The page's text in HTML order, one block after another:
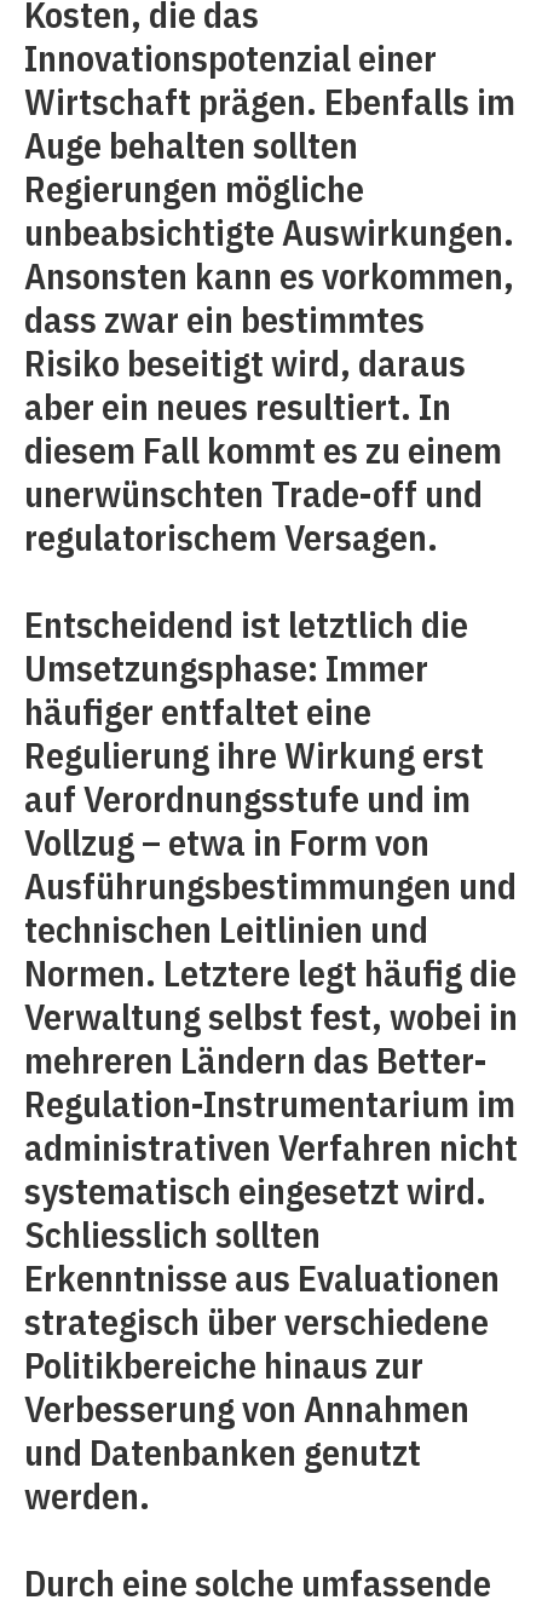
Kosten, die das
Innovationspotenzial einer
Wirtschaft prägen. Ebenfalls im
Auge behalten sollten
Regierungen mögliche
unbeabsichtigte Auswirkungen.
Ansonsten kann es vorkommen,
dass zwar ein bestimmtes
Risiko beseitigt wird, daraus
aber ein neues resultiert. In
diesem Fall kommt es zu einem
unerwünschten Trade-off und
regulatorischem Versagen.
Entscheidend ist letztlich die
Umsetzungsphase: Immer
häufiger entfaltet eine
Regulierung ihre Wirkung erst
auf Verordnungsstufe und im
Vollzug – etwa in Form von
Ausführungsbestimmungen und
technischen Leitlinien und
Normen. Letztere legt häufig die
Verwaltung selbst fest, wobei in
mehreren Ländern das Better-
Regulation-Instrumentarium im
administrativen Verfahren nicht
systematisch eingesetzt wird.
Schliesslich sollten
Erkenntnisse aus Evaluationen
strategisch über verschiedene
Politikbereiche hinaus zur
Verbesserung von Annahmen
und Datenbanken genutzt
werden.
Durch eine solche umfassende